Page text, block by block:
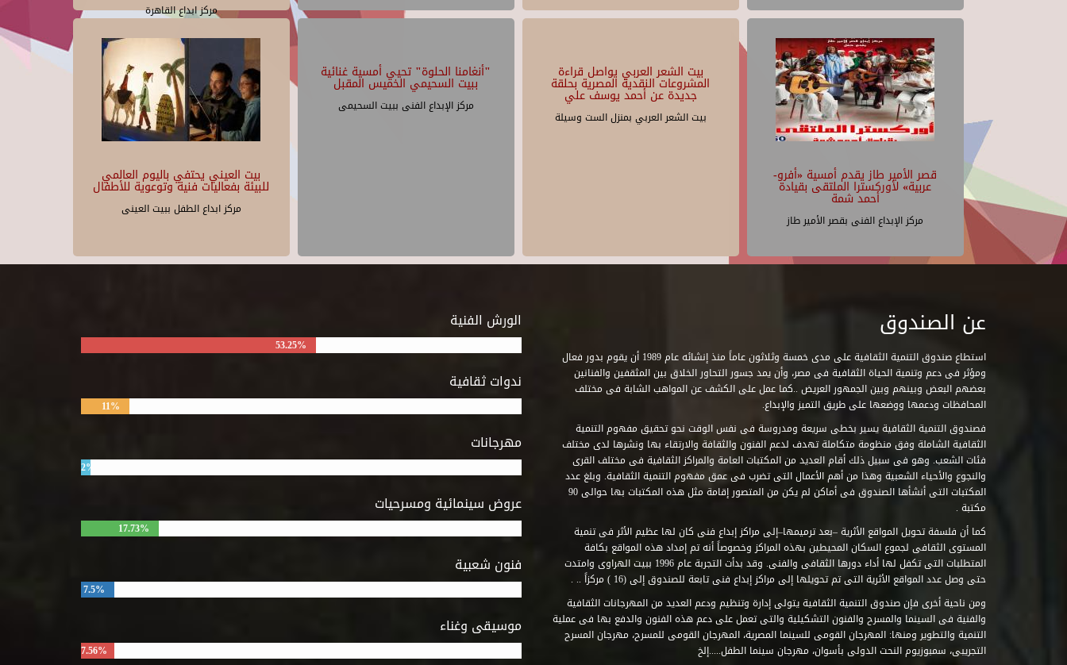
مركز ابداع القاهرة
بيت العيني يحتفي باليوم العالمي
للبيئة بفعاليات فنية وتوعوية للأطفال
مركز ابداع الطفل ببيت العينى
"أنغامنا الحلوة" تحيي أمسية غنائية
ببيت السحيمي الخميس المقبل
مركز الإبداع الفنى ببيت السحيمى
بيت الشعر العربي يواصل قراءة
المشروعات النقدية المصرية بحلقة
جديدة عن أحمد يوسف علي
بيت الشعر العربي بمنزل الست وسيلة
قصر الأمير طاز يقدم أمسية «أفرو-
عربية» لأوركسترا الملتقى بقيادة
أحمد شمة
مركز الإبداع الفنى بقصر الأمير طاز
الورش الفنية
53.25%
ندوات ثقافية
11%
مهرجانات
2%
عروض سينمائية ومسرحيات
17.73%
فنون شعبية
7.5%
موسيقى وغناء
7.56%
عن الصندوق
استطاع صندوق التنمية الثقافية على مدى خمسة وثلاثون عاماً منذ إنشائه عام 1989 أن يقوم بدور فعال
ومؤثر فى دعم وتنمية الحياة الثقافية فى مصر، وأن يمد جسور التحاور الخلاق بين المثقفين والفنانين
بعضهم البعض وبينهم وبين الجمهور العريض ..كما عمل على الكشف عن المواهب الشابة فى مختلف
المحافظات ودعمها ووضعها على طريق التميز والإبداع.
فصندوق التنمية الثقافية يسير بخطى سريعة ومدروسة فى نفس الوقت نحو تحقيق مفهوم التنمية
الثقافية الشاملة وفق منظومة متكاملة تهدف لدعم الفنون والثقافة والارتقاء بها ونشرها لدى مختلف
فئات الشعب. وهو فى سبيل ذلك أقام العديد من المكتبات العامة والمراكز الثقافية فى مختلف القرى
والنجوع والأحياء الشعبية وهذا من أهم الأعمال التى تضرب فى عمق مفهوم التنمية الثقافية. وبلغ عدد
المكتبات التى أنشأها الصندوق فى أماكن لم يكن من المتصور إقامة مثل هذه المكتبات بها حوالى 90
مكتبة .
كما أن فلسفة تحويل المواقع الأثرية –بعد ترميمها–إلى مراكز إبداع فنى كان لها عظيم الأثر فى تنمية
المستوى الثقافى لجموع السكان المحيطين بهذه المراكز وخصوصاً أنه تم إمداد هذه المواقع بكافة
المتطلبات التى تكفل لها أداء دورها الثقافى والفنى. وقد بدأت التجربة عام 1996 ببيت الهراوى وامتدت
حتى وصل عدد المواقع الأثرية التى تم تحويلها إلى مراكز إبداع فنى تابعة للصندوق إلى (16 ) مركزاً .. .
ومن ناحية أخرى فإن صندوق التنمية الثقافية يتولى إدارة وتنظيم ودعم العديد من المهرجانات الثقافية
والفنية فى السينما والمسرح والفنون التشكيلية والتى تعمل على دعم هذه الفنون والدفع بها فى عملية
التنمية والتطوير ومنها: المهرجان القومى للسينما المصرية، المهرجان القومى للمسرح، مهرجان المسرح
التجريبى، سمبوزيوم النحت الدولى بأسوان، مهرجان سينما الطفل.....إلخ